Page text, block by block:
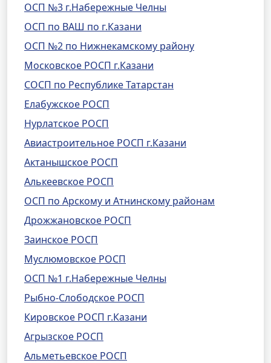
ОСП №3 г.Набережные Челны
ОСП по ВАШ по г.Казани
ОСП №2 по Нижнекамскому району
Московское РОСП г.Казани
СОСП по Республике Татарстан
Елабужское РОСП
Нурлатское РОСП
Авиастроительное РОСП г.Казани
Актанышское РОСП
Алькеевское РОСП
ОСП по Арскому и Атнинскому районам
Дрожжановское РОСП
Заинское РОСП
Муслюмовское РОСП
ОСП №1 г.Набережные Челны
Рыбно-Слободское РОСП
Кировское РОСП г.Казани
Агрызское РОСП
Альметьевское РОСП